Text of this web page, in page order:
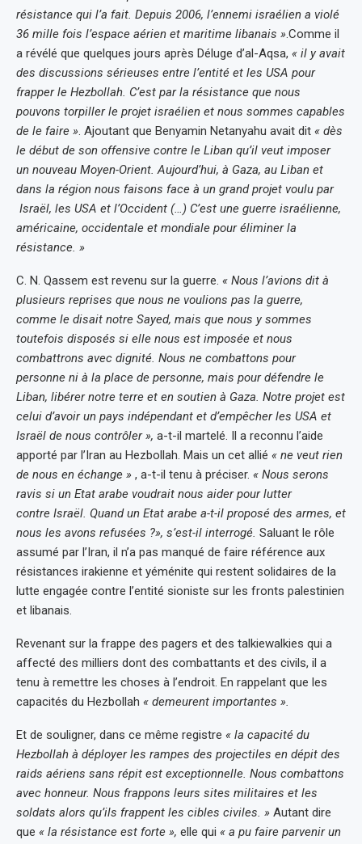
résistance qui l’a fait. Depuis 2006, l’ennemi israélien a violé
36 mille fois l’espace aérien et maritime libanais ».Comme il
a révélé que quelques jours après Déluge d’al-Aqsa, « il y avait
des discussions sérieuses entre l’entité et les USA pour
frapper le Hezbollah. C’est par la résistance que nous
pouvons torpiller le projet israélien et nous sommes capables
de le faire ». Ajoutant que Benyamin Netanyahu avait dit « dès
le début de son offensive contre le Liban qu’il veut imposer
un nouveau Moyen-Orient. Aujourd’hui, à Gaza, au Liban et
dans la région nous faisons face à un grand projet voulu par
Israël, les USA et l’Occident (…) C’est une guerre israélienne,
américaine, occidentale et mondiale pour éliminer la
résistance. »
C. N. Qassem est revenu sur la guerre. « Nous l’avions dit à
plusieurs reprises que nous ne voulions pas la guerre,
comme le disait notre Sayed, mais que nous y sommes
toutefois disposés si elle nous est imposée et nous
combattrons avec dignité. Nous ne combattons pour
personne ni à la place de personne, mais pour défendre le
Liban, libérer notre terre et en soutien à Gaza. Notre projet est
celui d’avoir un pays indépendant et d’empêcher les USA et
Israël de nous contrôler », a-t-il martelé. Il a reconnu l’aide
apporté par l’Iran au Hezbollah. Mais un cet allié « ne veut rien
de nous en échange » , a-t-il tenu à préciser. « Nous serons
ravis si un Etat arabe voudrait nous aider pour lutter
contre Israël. Quand un Etat arabe a-t-il proposé des armes, et
nous les avons refusées ?», s’est-il interrogé. Saluant le rôle
assumé par l’Iran, il n’a pas manqué de faire référence aux
résistances irakienne et yéménite qui restent solidaires de la
lutte engagée contre l’entité sioniste sur les fronts palestinien
et libanais.
Revenant sur la frappe des pagers et des talkiewalkies qui a
affecté des milliers dont des combattants et des civils, il a
tenu à remettre les choses à l’endroit. En rappelant que les
capacités du Hezbollah « demeurent importantes ».
Et de souligner, dans ce même registre « la capacité du
Hezbollah à déployer les rampes des projectiles en dépit des
raids aériens sans répit est exceptionnelle. Nous combattons
avec honneur. Nous frappons leurs sites militaires et les
soldats alors qu’ils frappent les cibles civiles. » Autant dire
que « la résistance est forte », elle qui « a pu faire parvenir un